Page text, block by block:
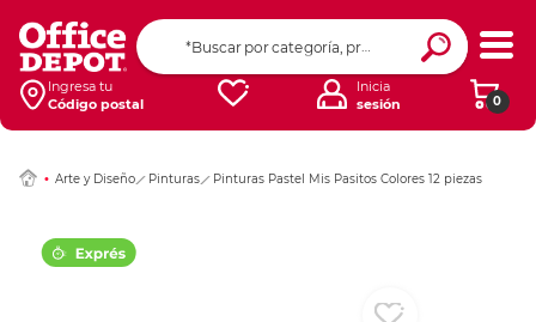
Ingresa tu
Código postal
0
Inicia
sesión
Arte y Diseño Pinturas Pinturas Pastel Mis Pasitos Colores 12 piezas
Ingresar Codigo